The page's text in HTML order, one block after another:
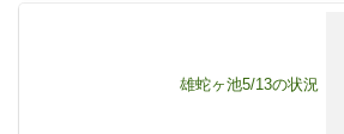
雄蛇ヶ池5/13の状況